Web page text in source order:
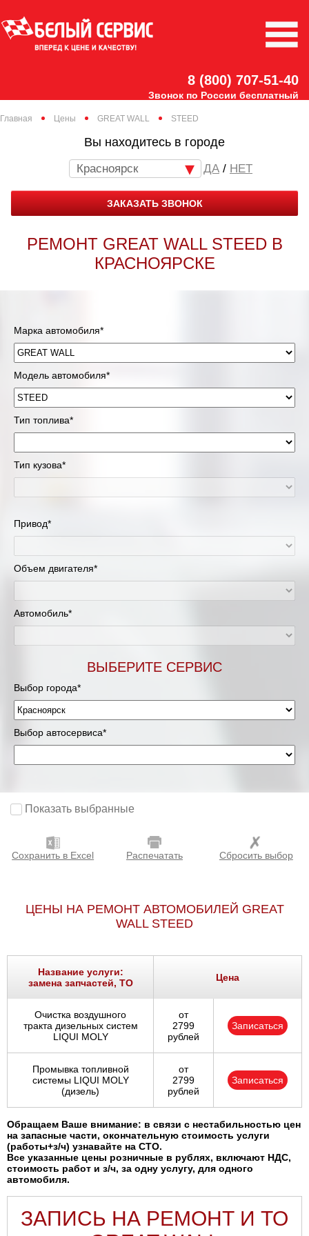
8 (800) 707-51-40
Звонок по России бесплатный
Главная Цены GREAT WALL STEED
Вы находитесь в городе
Красноярск / НЕТ
ЗАКАЗАТЬ ЗВОНОК
РЕМОНТ GREAT WALL STEED В
КРАСНОЯРСКЕ
Марка автомобиля*
Модель автомобиля*
Тип топлива*
Тип кузова*
Привод*
Объем двигателя*
Автомобиль*
ВЫБЕРИТЕ СЕРВИС
Выбор города*
Выбор автосервиса*
Показать выбранные
Сохранить в Excel Распечатать Сбросить выбор
ЦЕНЫ НА РЕМОНТ АВТОМОБИЛЕЙ GREAT
WALL STEED
Название услуги:
замена запчастей, ТО
Цена
Очистка воздушного
тракта дизельных систем
LIQUI MOLY
от
2799
рублей
Записаться
Промывка топливной
системы LIQUI MOLY
(дизель)
от
2799
рублей
Записаться
Обращаем Ваше внимание: в связи с нестабильностью цен
на запасные части, окончательную стоимость услуги
(работы+з/ч) узнавайте на СТО.
Все указанные цены розничные в рублях, включают НДС,
стоимость работ и з/ч, за одну услугу, для одного
автомобиля.
ЗАПИСЬ НА РЕМОНТ И ТО